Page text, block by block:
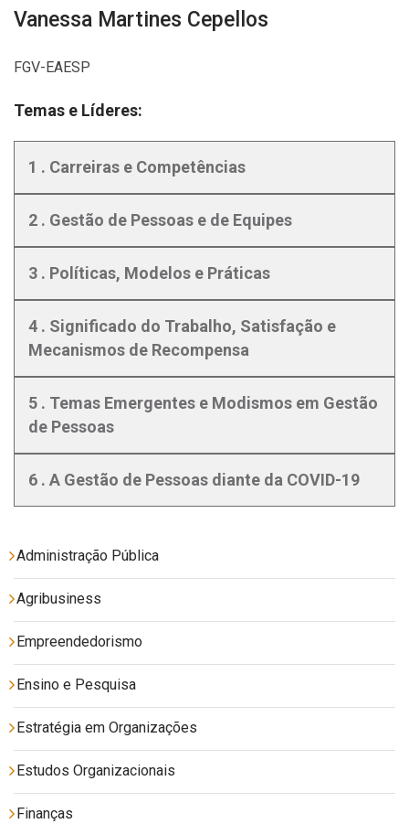
Vanessa Martines Cepellos
FGV-EAESP
Temas e Líderes:
1 . Carreiras e Competências
2 . Gestão de Pessoas e de Equipes
3 . Políticas, Modelos e Práticas
4 . Significado do Trabalho, Satisfação e
Mecanismos de Recompensa
5 . Temas Emergentes e Modismos em Gestão
de Pessoas
6 . A Gestão de Pessoas diante da COVID-19
Administração Pública
Agribusiness
Empreendedorismo
Ensino e Pesquisa
Estratégia em Organizações
Estudos Organizacionais
Finanças